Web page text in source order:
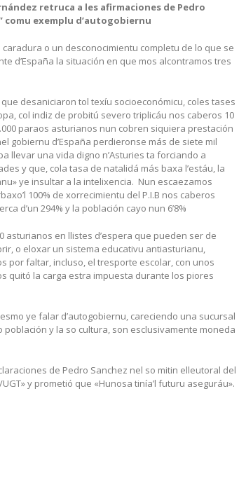
retruca a les afirmaciones de Pedro
comu exemplu d’autogobiernu
o un desconocimientu completu de lo que se
d’España la situación en que mos alcontramos tres
desaniciaron tol texíu socioeconómicu, coles tases
col indiz de probitú severo triplicáu nos caberos 10
paraos asturianos nun cobren siquiera prestación
gobiernu d’España perdieronse más de siete mil
llevar una vida digno n’Asturies ta forciando a
y que, cola tasa de natalidá más baxa l’estáu, la
ye insultar a la intelixencia. Nun escaezamos
100% de xorrecimientu del P.I.B nos caberos
d’un 294% y la población cayo nun 6’8%
asturianos en llistes d’espera que pueden ser de
o eloxar un sistema educativu antiasturianu,
por faltar, incluso, el tresporte escolar, con unos
quitó la carga estra impuesta durante los piores
ye falar d’autogobiernu, careciendo una sucursal
población y la so cultura, son esclusivamente moneda
de Pedro Sanchez nel so mitin elleutoral del
y prometió que «Hunosa tinía’l futuru aseguráu».